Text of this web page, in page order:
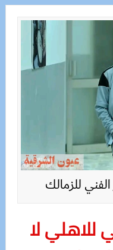
للزمالك
للاهلي لا